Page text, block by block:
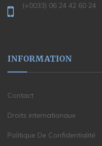
(+0033) 06 24 42 60 24
INFORMATION
Contact
Droits internationaux
Politique De Confidentialité